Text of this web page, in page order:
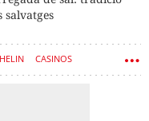
salvatges
CASINOS